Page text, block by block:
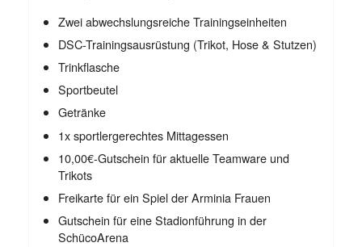
Zwei abwechslungsreiche Trainingseinheiten
DSC-Trainingsausrüstung (Trikot, Hose & Stutzen)
Trinkflasche
Sportbeutel
Getränke
1x sportlergerechtes Mittagessen
10,00€-Gutschein für aktuelle Teamware und
Trikots
Freikarte für ein Spiel der Arminia Frauen
Gutschein für eine Stadionführung in der
SchücoArena